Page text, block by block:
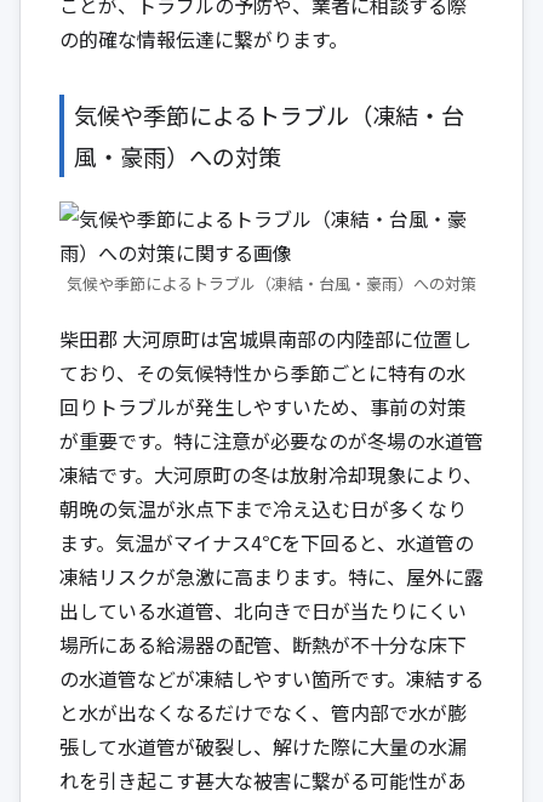
の的確な情報伝達に繋がります。
気候や季節によるトラブル（凍結・台
風・豪雨）への対策
気候や季節によるトラブル（凍結・台風・豪雨）への対策
柴田郡 大河原町は宮城県南部の内陸部に位置し
ており、その気候特性から季節ごとに特有の水
回りトラブルが発生しやすいため、事前の対策
が重要です。特に注意が必要なのが冬場の水道管
凍結です。大河原町の冬は放射冷却現象により、
朝晩の気温が氷点下まで冷え込む日が多くなり
ます。気温がマイナス4℃を下回ると、水道管の
凍結リスクが急激に高まります。特に、屋外に露
出している水道管、北向きで日が当たりにくい
場所にある給湯器の配管、断熱が不十分な床下
の水道管などが凍結しやすい箇所です。凍結する
と水が出なくなるだけでなく、管内部で水が膨
張して水道管が破裂し、解けた際に大量の水漏
れを引き起こす甚大な被害に繋がる可能性があ